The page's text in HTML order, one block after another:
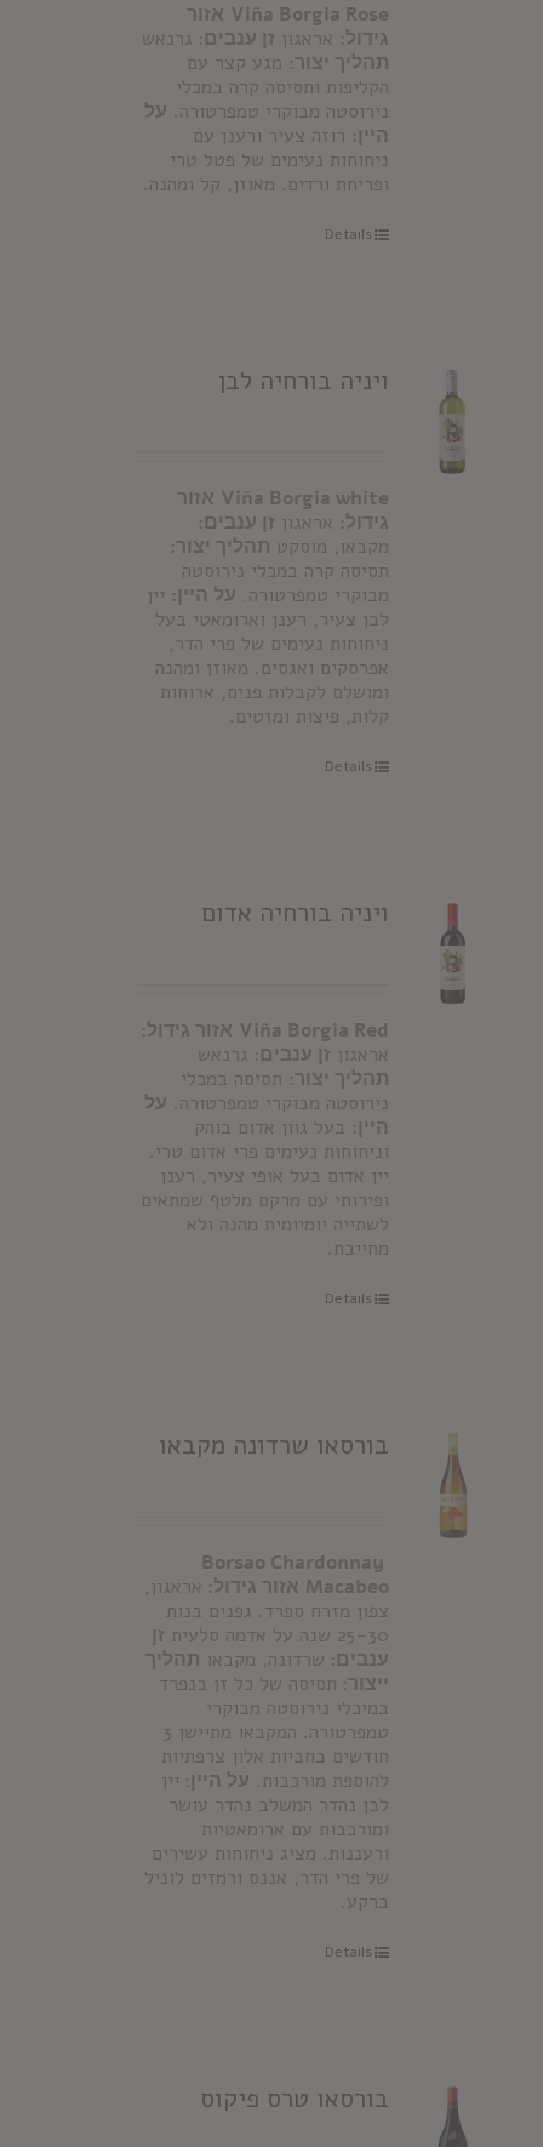
Viña Borgia Rose אזור
גידול: אראגון זן ענבים: גרנאש
תהליך יצור: מגע קצר עם
הקליפות ותסיסה קרה במכלי
נירוסטה מבוקרי טמפרטורה. על
היין: רוזה צעיר ורענן עם
ניחוחות נעימים של פטל טרי
ופריחת ורדים. מאוזן, קל ומהנה.
Details
ויניה בורחיה לבן
Viña Borgia white אזור
גידול: אראגון זן ענבים:
מקבאו, מוסקט תהליך יצור:
תסיסה קרה במכלי נירוסטה
מבוקרי טמפרטורה. על היין: יין
לבן צעיר, רענן וארומאטי בעל
ניחוחות נעימים של פרי הדר,
אפרסקים ואגסים. מאוזן ומהנה
ומושלם לקבלות פנים, ארוחות
קלות, פיצות ומזטים.
Details
ויניה בורחיה אדום
Viña Borgia Red אזור גידול:
אראגון זן ענבים: גרנאש
תהליך יצור: תסיסה במכלי
נירוסטה מבוקרי טמפרטורה. על
היין: בעל גוון אדום בוהק
וניחוחות נעימים פרי אדום טרי.
יין אדום בעל אופי צעיר, רענן
ופירותי עם מרקם מלטף שמתאים
לשתייה יומיומית מהנה ולא
מחייבת.
Details
בורסאו שרדונה מקבאו
Borsao Chardonnay
Macabeo אזור גידול: אראגון,
צפון מזרח ספרד. גפנים בנות
25-30 שנה על אדמה סלעית
זן
ענבים: שרדונה, מקבאו תהליך
ייצור: תסיסה של כל זן בנפרד
במיכלי נירוסטה מבוקרי
טמפרטורה. המקבאו מתיישן 3
חודשים בחביות אלון צרפתיות
להוספת מורכבות. על היין: יין
לבן נהדר המשלב נהדר עושר
ומורכבות עם ארומאטיות
ורעננות. מציג ניחוחות עשירים
של פרי הדר, אננס ורמזים לוניל
ברקע.
Details
בורסאו טרס פיקוס